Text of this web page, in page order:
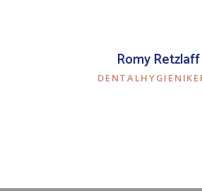
Romy Retzlaff